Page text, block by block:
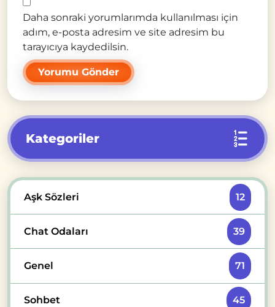
Daha sonraki yorumlarımda kullanılması için
adım, e-posta adresim ve site adresim bu
tarayıcıya kaydedilsin.
Kategoriler
Aşk Sözleri 12
Chat Odaları 39
Genel 71
Sohbet 45